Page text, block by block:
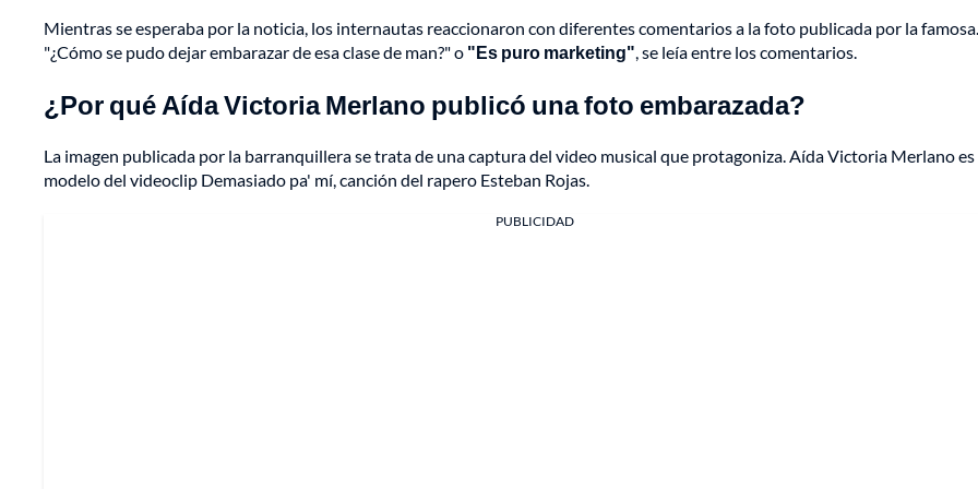
Mientras se esperaba por la noticia, los internautas reaccionaron con diferentes comentarios a la foto publicada por la famosa.
"¿Cómo se pudo dejar embarazar de esa clase de man?" o "Es puro marketing", se leía entre los comentarios.
¿Por qué Aída Victoria Merlano publicó una foto embarazada?
La imagen publicada por la barranquillera se trata de una captura del video musical que protagoniza. Aída Victoria Merlano es
modelo del videoclip Demasiado pa' mí, canción del rapero Esteban Rojas.
PUBLICIDAD